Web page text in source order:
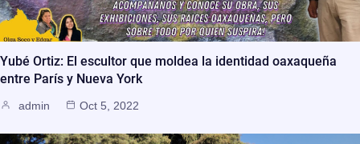
Yubé Ortiz: El escultor que moldea la identidad oaxaqueña
entre París y Nueva York
admin Oct 5, 2022